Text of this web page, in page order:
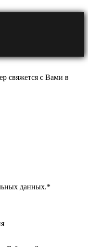
свяжется с Вами в
данных.*